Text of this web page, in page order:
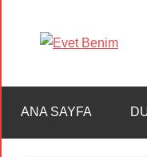
ANA SAYFA